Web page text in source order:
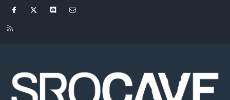
Facebook Discord
R